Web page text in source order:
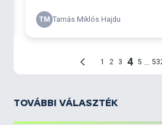
TOVÁBBI VÁLASZTÉK